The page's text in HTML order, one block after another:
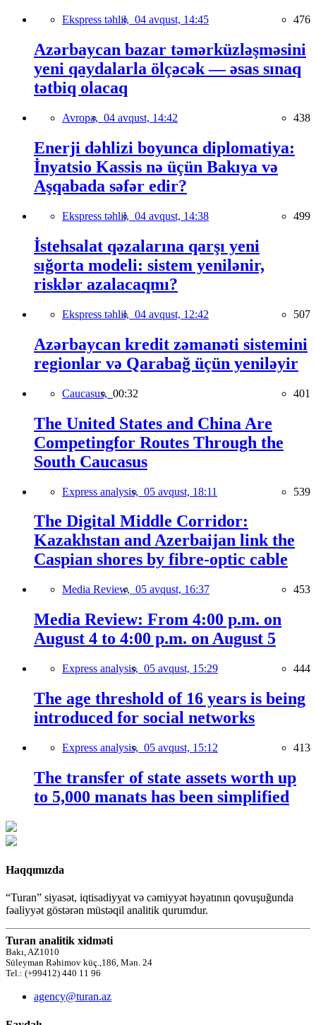
Ekspress təhlil, 04 avqust, 14:45 476
Azərbaycan bazar təmərküzləşməsini
yeni qaydalarla ölçəcək — əsas sınaq
tətbiq olacaq
Avropa, 04 avqust, 14:42 438
Enerji dəhlizi boyunca diplomatiya:
İnyatsio Kassis nə üçün Bakıya və
Aşqabada səfər edir?
Ekspress təhlil, 04 avqust, 14:38 499
İstehsalat qəzalarına qarşı yeni
sığorta modeli: sistem yenilənir,
risklər azalacaqmı?
Ekspress təhlil, 04 avqust, 12:42 507
Azərbaycan kredit zəmanəti sistemini
regionlar və Qarabağ üçün yeniləyir
Caucasus, 00:32 401
The United States and China Are
Competingfor Routes Through the
South Caucasus
Express analysis, 05 avqust, 18:11 539
The Digital Middle Corridor:
Kazakhstan and Azerbaijan link the
Caspian shores by fibre-optic cable
Media Review, 05 avqust, 16:37 453
Media Review: From 4:00 p.m. on
August 4 to 4:00 p.m. on August 5
Express analysis, 05 avqust, 15:29 444
The age threshold of 16 years is being
introduced for social networks
Express analysis, 05 avqust, 15:12 413
The transfer of state assets worth up
to 5,000 manats has been simplified
Haqqımızda
“Turan” siyasət, iqtisadiyyat və cəmiyyət həyatının qovuşuğunda
fəaliyyət göstərən müstəqil analitik qurumdur.
Turan analitik xidməti
Bakı, AZ1010
Süleyman Rəhimov küç.,186, Mən. 24
Tel.: (+99412) 440 11 96
agency@turan.az